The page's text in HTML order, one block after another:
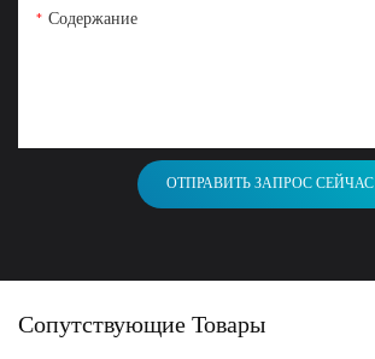
Содержание
ОТПРАВИТЬ ЗАПРОС СЕЙЧАС
Сопутствующие Товары